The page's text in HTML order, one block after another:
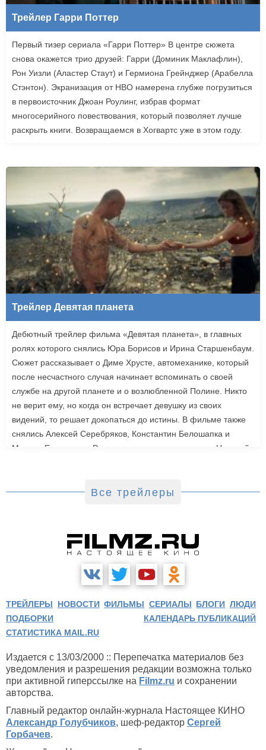
Трейлер Гарри Поттер
Первый тизер сериала «Гарри Поттер» В центре сюжета
снова окажется трио друзей: Гарри (Доминик Маклафлин),
Рон Уизли (Аластер Стаут) и Гермиона Грейнджер (Арабелла
Стэнтон). Экранизация от HBO намерена глубже погрузиться
в первоисточник Джоан Роулинг, избрав формат
многосерийного повествования, который позволяет лучше
раскрыть книги. Возвращаемся в Хогвартс уже в этом году.
Трейлер Девятая планета
Дебютный трейлер фильма «Девятая планета», в главных
ролях которого снялись Юра Борисов и Ирина Старшенбаум.
Сюжет рассказывает о Диме Хрусте, автомеханике, который
после несчастного случая начинает вспоминать о своей
службе на другой планете и о возлюбленной Полине. Никто
не верит ему, но когда он встречает девушку из своих
видений, то решает докопаться до истины. В фильме также
снялись Алексей Серебряков, Константин Белошапка и
Максим Емельянов. Режиссером картины выступил Николай
Все трейлеры
ТРЕЙЛЕРЫ НОВОСТИ ФИЛЬМЫ СЕРИАЛЫ БЛОГИ ЛЮДИ
ПОДБОРКИ
КАЛЕНДАРЬ ПУБЛИКАЦИЙ
СТАТИСТИКА MAIL.RU
Издается с 13/03/2000 :: Перепечатка материалов без
уведомления и разрешения редакции возможна только
при активной гиперссылке на Filmz.ru и сохранении
авторства.
Главный редактор онлайн-журнала Настоящее КИНО
Александр Голубчиков, шеф-редактор Сергей
Горбачев.